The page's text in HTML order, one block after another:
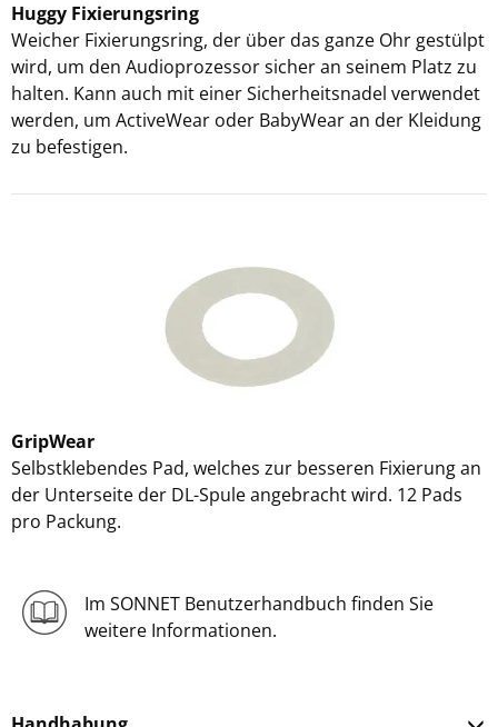
Huggy Fixierungsring
Weicher Fixierungsring, der über das ganze Ohr gestülpt
wird, um den Audioprozessor sicher an seinem Platz zu
halten. Kann auch mit einer Sicherheitsnadel verwendet
werden, um ActiveWear oder BabyWear an der Kleidung
zu befestigen.
GripWear
Selbstklebendes Pad, welches zur besseren Fixierung an
der Unterseite der DL-Spule angebracht wird. 12 Pads
pro Packung.
Im SONNET Benutzerhandbuch finden Sie
weitere Informationen.